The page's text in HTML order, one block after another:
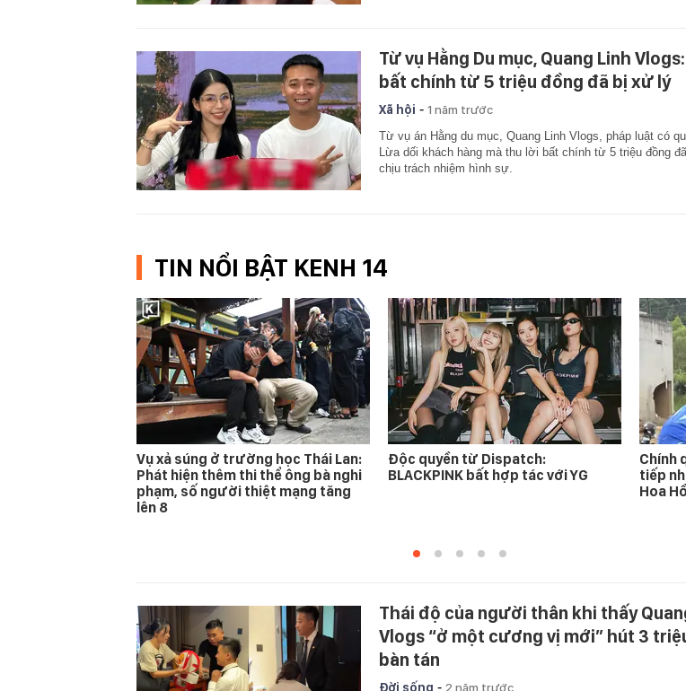
Từ vụ Hằng Du mục, Quang Linh
bất chính từ 5 triệu đồng đã bị xử lý
Xã hội - 1 năm trước
Từ vụ án Hằng du mục, Quang Linh Vlogs, pháp luật có
Lừa dối khách hàng mà thu lời bất chính từ 5 triệu đồng
chịu trách nhiệm hình sự.
TIN NỔI BẬT KENH 14
Vụ xả súng ở trường học Thái Lan:
Phát hiện thêm thi thể ông bà nghi
phạm, số người thiệt mạng tăng
lên 8
Độc quyền từ Dispatch:
BLACKPINK bất hợp tác với YG
Chính
tiếp
Hoa
Thái độ của người thân khi thấy
Vlogs “ở một cương vị mới” hút 3
bàn tán
Đời sống - 2 năm trước